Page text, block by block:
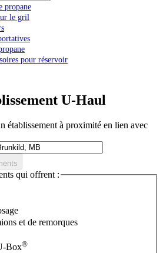
propane
le gril
pour réservoir
U-Haul
établissement à proximité en lien avec
qui offrent :
et de remorques
Box®